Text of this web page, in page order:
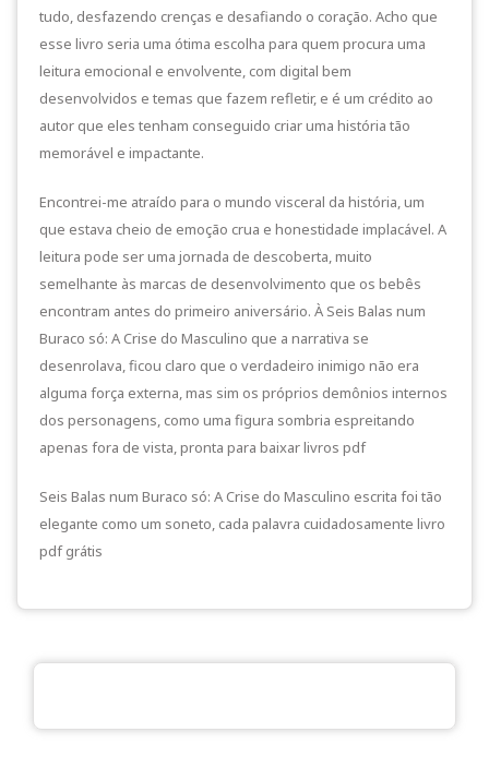
tudo, desfazendo crenças e desafiando o coração. Acho que
esse livro seria uma ótima escolha para quem procura uma
leitura emocional e envolvente, com digital bem
desenvolvidos e temas que fazem refletir, e é um crédito ao
autor que eles tenham conseguido criar uma história tão
memorável e impactante.
Encontrei-me atraído para o mundo visceral da história, um
que estava cheio de emoção crua e honestidade implacável. A
leitura pode ser uma jornada de descoberta, muito
semelhante às marcas de desenvolvimento que os bebês
encontram antes do primeiro aniversário. À Seis Balas num
Buraco só: A Crise do Masculino que a narrativa se
desenrolava, ficou claro que o verdadeiro inimigo não era
alguma força externa, mas sim os próprios demônios internos
dos personagens, como uma figura sombria espreitando
apenas fora de vista, pronta para baixar livros pdf
Seis Balas num Buraco só: A Crise do Masculino escrita foi tão
elegante como um soneto, cada palavra cuidadosamente livro
pdf grátis